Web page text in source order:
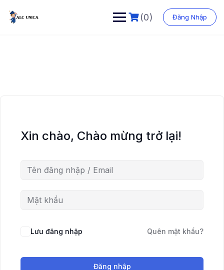
đến
phần
(0) Đăng Nhập
Xin chào, Chào mừng trở lại!
Lưu đăng nhập Quên mật khẩu?
Đăng nhập